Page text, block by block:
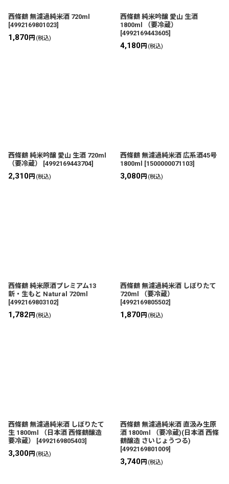
西條鶴 無濾過純米酒 720ml
[4992169801023]
1,870円 (税込)
西條鶴 純米吟醸 愛山 生酒
1800ml （要冷蔵）
[4992169443605]
4,180円 (税込)
西條鶴 純米吟醸 愛山 生酒 720ml
（要冷蔵）
[4992169443704]
2,310円 (税込)
西條鶴 無濾過純米酒 広系酒45号
1800ml
[1500000071103]
3,080円 (税込)
西條鶴 純米原酒プレミアム13
新・生もと Natural 720ml
[4992169803102]
1,782 円 (税込)
西條鶴 無濾過純米酒 しぼりたて
720ml （要冷蔵）
[4992169805502]
1,870円 (税込)
西條鶴 無濾過純米酒 しぼりたて
生 1800ml （日本酒 西條鶴醸造
要冷蔵）
[4992169805403]
3,300円 (税込)
西條鶴 無濾過純米酒 直汲み生原
酒 1800ml （要冷蔵)(日本酒 西條
鶴醸造 さいじょうつる)
[4992169801009]
3,740円 (税込)